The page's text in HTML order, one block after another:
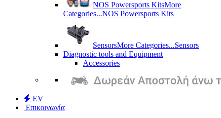
NOS Powersports KitsMore
Categories...NOS Powersports Kits
SensorsMore Categories...Sensors
Diagnostic tools and Equipment
Accessories
EV
Επικοινωνία